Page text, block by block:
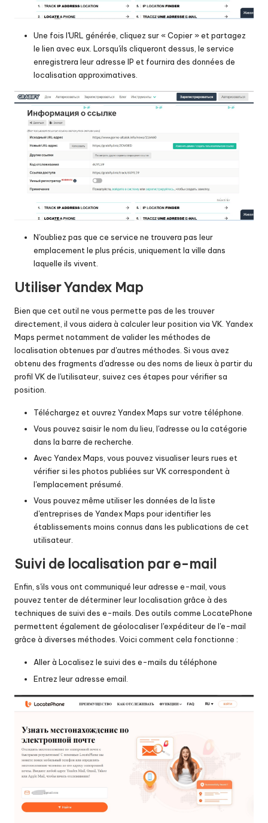
Une fois l'URL générée, cliquez sur « Copier » et partagez
le lien avec eux. Lorsqu'ils cliqueront dessus, le service
enregistrera leur adresse IP et fournira des données de
localisation approximatives.
N'oubliez pas que ce service ne trouvera pas leur
emplacement le plus précis, uniquement la ville dans
laquelle ils vivent.
Utiliser Yandex Map
Bien que cet outil ne vous permette pas de les trouver
directement, il vous aidera à calculer leur position via VK. Yandex
Maps permet notamment de valider les méthodes de
localisation obtenues par d'autres méthodes. Si vous avez
obtenu des fragments d'adresse ou des noms de lieux à partir du
profil VK de l'utilisateur, suivez ces étapes pour vérifier sa
position.
Téléchargez et ouvrez Yandex Maps sur votre téléphone
Vous pouvez saisir le nom du lieu, l'adresse ou la catégorie
dans la barre de recherche.
Avec Yandex Maps, vous pouvez visualiser leurs rues et
vérifier si les photos publiées sur VK correspondent à
l'emplacement présumé.
Vous pouvez même utiliser les données de la liste
d'entreprises de Yandex Maps pour identifier les
établissements moins connus dans les publications de cet
utilisateur.
Suivi de localisation par e-mail
Enfin, s'ils vous ont communiqué leur adresse e-mail, vous
pouvez tenter de déterminer leur localisation grâce à des
techniques de suivi des e-mails. Des outils comme LocatePhone
permettent également de géolocaliser l'expéditeur de l'e-mail
grâce à diverses méthodes. Voici comment cela fonctionne :
Aller à Localisez le suivi des e-mails du téléphone
Entrez leur adresse email.